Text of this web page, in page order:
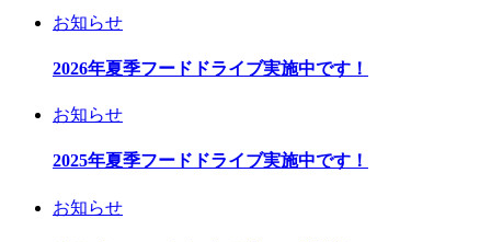
お知らせ
2026年夏季フードドライブ実施中です！
お知らせ
2025年夏季フードドライブ実施中です！
お知らせ